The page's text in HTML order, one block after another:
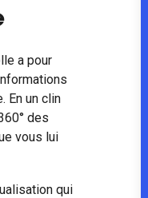
a pour
En un clin
des
vous lui
qui